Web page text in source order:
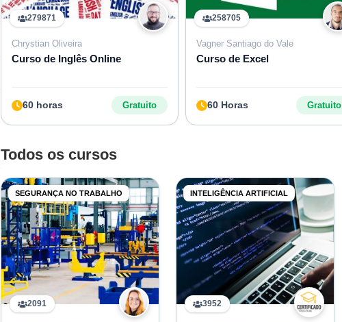
279871
Chrystian Oliveira
Curso de Inglês Online
60 horas Gratuito
258705
Vagner Santiago do Vale
Curso de Excel
60 Horas Gratuito
Todos os cursos
SEGURANÇA NO TRABALHO
2091
INTELIGÊNCIA ARTIFICIAL
3952